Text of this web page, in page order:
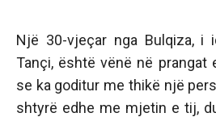
Një 30-vjeçar nga Bulqiza, i
Tançi, është vënë në prangat
se ka goditur me thikë një
shtyrë edhe me mjetin e tij,